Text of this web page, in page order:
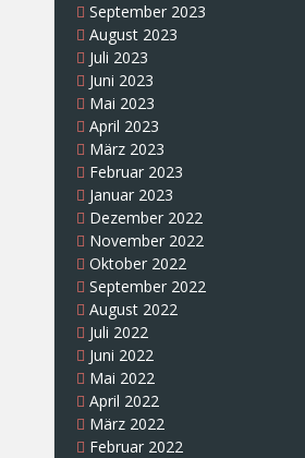
September 2023
August 2023
Juli 2023
Juni 2023
Mai 2023
April 2023
März 2023
Februar 2023
Januar 2023
Dezember 2022
November 2022
Oktober 2022
September 2022
August 2022
Juli 2022
Juni 2022
Mai 2022
April 2022
März 2022
Februar 2022